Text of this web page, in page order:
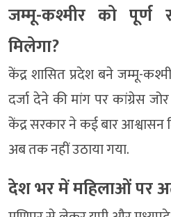
जम्मू-कश्मीर को पूर्ण
मिलेगा?
केंद्र शासित प्रदेश बने जम्मू-
दर्जा देने की मांग पर कांग्रेस
केंद्र सरकार ने कई बार
अब तक नहीं उठाया गया.
देश भर में महिलाओं पर